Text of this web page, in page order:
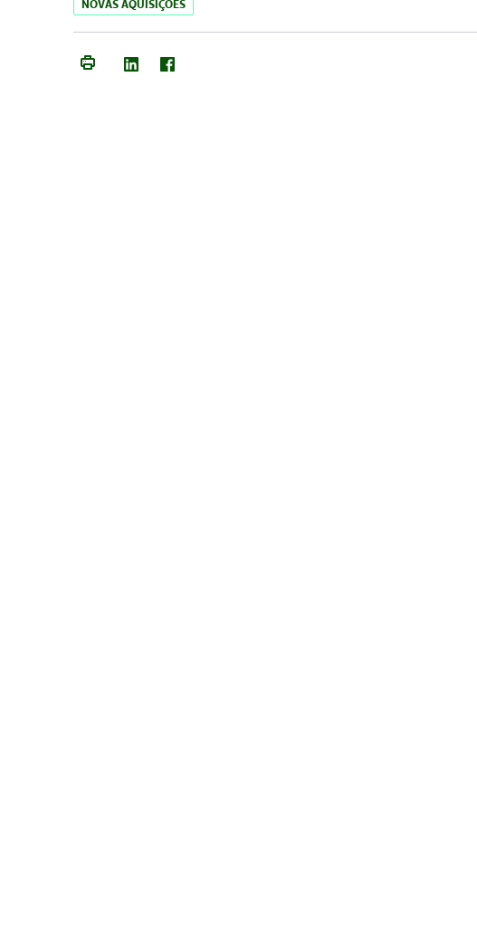
NOVAS AQUISIÇÕES